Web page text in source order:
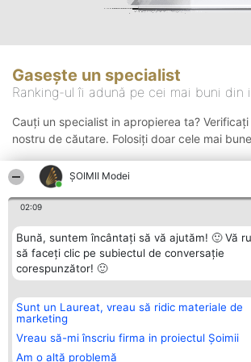
ȘOIMII Modei
02:09
Bună, suntem încântați să vă ajutăm! 🙂 Vă
să faceți clic pe subiectul de conversație
corespunzător! 🙂
Sunt un Laureat, vreau să ridic materiale de
marketing
Vreau să-mi înscriu firma in proiectul Șoimii
Am o altă problemă
Gasește un specialist
Ranking-ul îi adună pe cei mai buni din
Cauți un specialist in apropierea ta?
nostru de căutare. Folosiți doar cele mai
Organizator Ranking
BRIGHT SOLUTIONS BR SRL
Aleea Timisul De Sus 2 Bl. A30
Sc. A Et. 4 Ap. 13 Cod 061952
București
Plebiscyt
Lista Tuturor
Laureaților